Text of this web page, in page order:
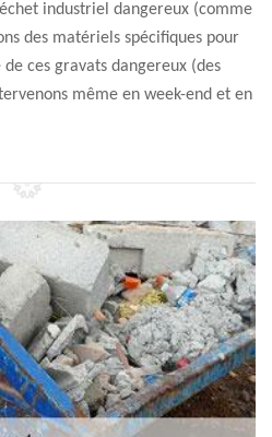
industriel dangereux (comme
des matériels spécifiques pour
ces gravats dangereux (des
même en week-end et en